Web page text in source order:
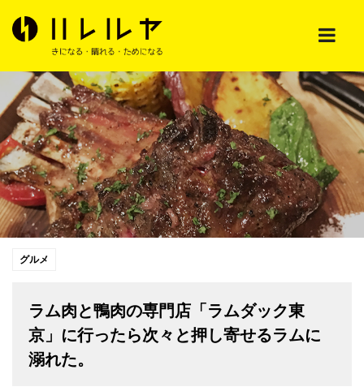
グルメ
ラム肉と鴨肉の専門店「ラムダック東
京」に行ったら次々と押し寄せるラムに
溺れた。